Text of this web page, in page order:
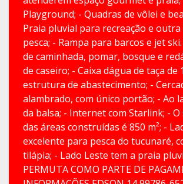
Playground; - Quadras de vôlei e
Praia pluvial para recreação e
pesca; - Rampa para barcos e jet
de caminhada, pomar, bosque e
de caseiro; - Caixa dágua de taça de
estrutura de abastecimento; -
alambrado, com único portão; - Ao
da balsa; - Internet com Starlink; -
das áreas construídas é 850 m²; -
excelente para pesca do tucunaré,
tilápia; - Lado Leste tem a praia
PERMUTA COMO PARTE DE